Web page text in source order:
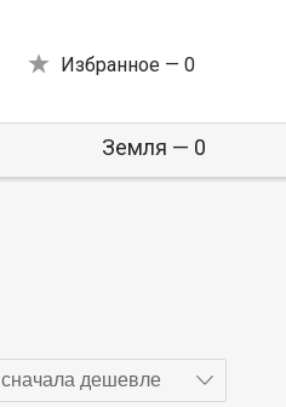
Избранное — 0
Земля — 0
сначала дешевле